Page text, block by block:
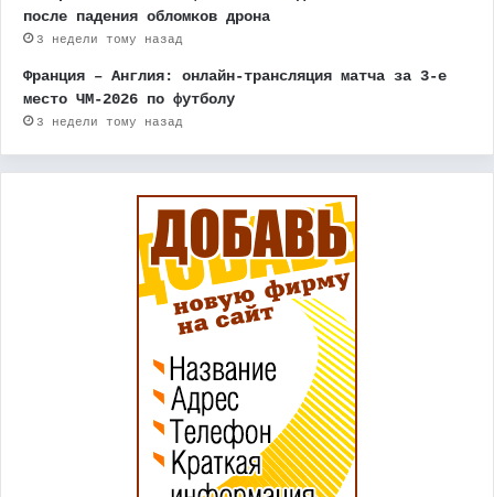
после падения обломков дрона
3 недели тому назад
Франция – Англия: онлайн-трансляция матча за 3-е
место ЧМ-2026 по футболу
3 недели тому назад